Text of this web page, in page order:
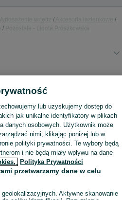
na OLX, aby skontaktować się z
wiadomość
lub uzyskujemy dostęp do
jak unikalne identyfikatory w plikach
danych osobowych. Użytkownik może
nimi, klikając poniżej lub w
polityki prywatności. Te wybory będą
i nie będą miały wpływu na dane
Polityka Prywatności
przetwarzamy dane w celu
geolokalizacyjnych. Aktywne skanowanie